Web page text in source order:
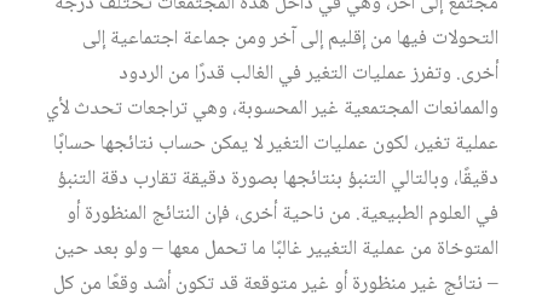
التحولات فيها من إقليم إلى آخر ومن جماعة اجتماعية إلى
أخرى. وتفرز عمليات التغير في الغالب قدرًا من الردود
والممانعات المجتمعية غير المحسوبة، وهي تراجعات تحدث لأي
عملية تغير، لكون عمليات التغير لا يمكن حساب نتائجها حسابًا
دقيقًا، وبالتالي التنبؤ بنتائجها بصورة دقيقة تقارب دقة التنبؤ
في العلوم الطبيعية. من ناحية أخرى، فإن النتائج المنظورة أو
المتوخاة من عملية التغيير غالبًا ما تحمل معها – ولو بعد حين
– نتائج غير منظورة أو غير متوقعة قد تكون أشد وقعًا من كل